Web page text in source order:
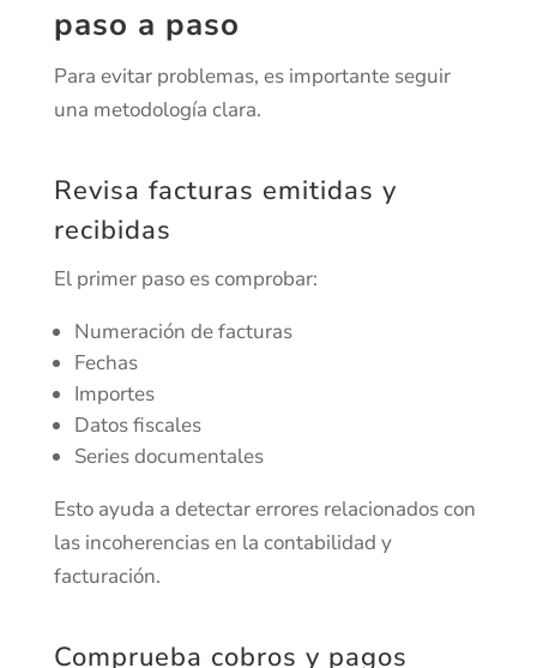
paso a paso
Para evitar problemas, es importante seguir
una metodología clara.
Revisa facturas emitidas y
recibidas
El primer paso es comprobar:
Numeración de facturas
Fechas
Importes
Datos fiscales
Series documentales
Esto ayuda a detectar errores relacionados con
las incoherencias en la contabilidad y
facturación.
Comprueba cobros y pagos